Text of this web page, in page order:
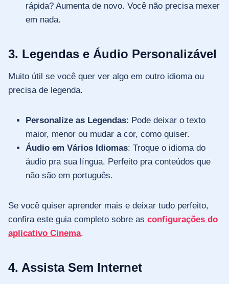
rápida? Aumenta de novo. Você não precisa mexer
em nada.
3. Legendas e Áudio Personalizável
Muito útil se você quer ver algo em outro idioma ou
precisa de legenda.
Personalize as Legendas: Pode deixar o texto
maior, menor ou mudar a cor, como quiser.
Áudio em Vários Idiomas: Troque o idioma do
áudio pra sua língua. Perfeito pra conteúdos que
não são em português.
Se você quiser aprender mais e deixar tudo perfeito,
confira este guia completo sobre as configurações do
aplicativo Cinema.
4. Assista Sem Internet